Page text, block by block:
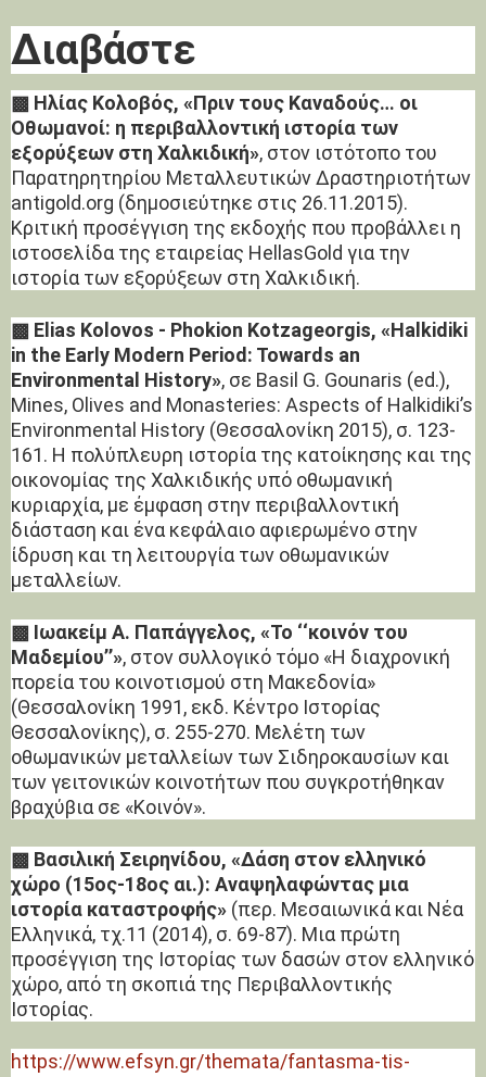
Διαβάστε
▩ Ηλίας Κολοβός, «Πριν τους Καναδούς… οι
Οθωμανοί: η περιβαλλοντική ιστορία των
εξορύξεων στη Χαλκιδική», στον ιστότοπο του
Παρατηρητηρίου Μεταλλευτικών Δραστηριοτήτων
antigold.org (δημοσιεύτηκε στις 26.11.2015).
Κριτική προσέγγιση της εκδοχής που προβάλλει η
ιστοσελίδα της εταιρείας HellasGold για την
ιστορία των εξορύξεων στη Χαλκιδική.
▩ Elias Kolovos - Phokion Kotzageorgis, «Halkidiki
in the Early Modern Period: Towards an
Environmental History», σε Basil G. Gounaris (ed.),
Mines, Olives and Monasteries: Aspects of Halkidiki’s
Environmental History (Θεσσαλονίκη 2015), σ. 123-
161. Η πολύπλευρη ιστορία της κατοίκησης και της
οικονομίας της Χαλκιδικής υπό οθωμανική
κυριαρχία, με έμφαση στην περιβαλλοντική
διάσταση και ένα κεφάλαιο αφιερωμένο στην
ίδρυση και τη λειτουργία των οθωμανικών
μεταλλείων.
▩ Ιωακείμ Α. Παπάγγελος, «Το ‘‘κοινόν του
Μαδεμίου’’», στον συλλογικό τόμο «Η διαχρονική
πορεία του κοινοτισμού στη Μακεδονία»
(Θεσσαλονίκη 1991, εκδ. Κέντρο Ιστορίας
Θεσσαλονίκης), σ. 255-270. Μελέτη των
οθωμανικών μεταλλείων των Σιδηροκαυσίων και
των γειτονικών κοινοτήτων που συγκροτήθηκαν
βραχύβια σε «Κοινόν».
▩ Βασιλική Σειρηνίδου, «Δάση στον ελληνικό
χώρο (15ος-18ος αι.): Αναψηλαφώντας μια
ιστορία καταστροφής» (περ. Μεσαιωνικά και Νέα
Ελληνικά, τχ.11 (2014), σ. 69-87). Μια πρώτη
προσέγγιση της Ιστορίας των δασών στον ελληνικό
χώρο, από τη σκοπιά της Περιβαλλοντικής
Ιστορίας.
https://www.efsyn.gr/themata/fantasma-tis-